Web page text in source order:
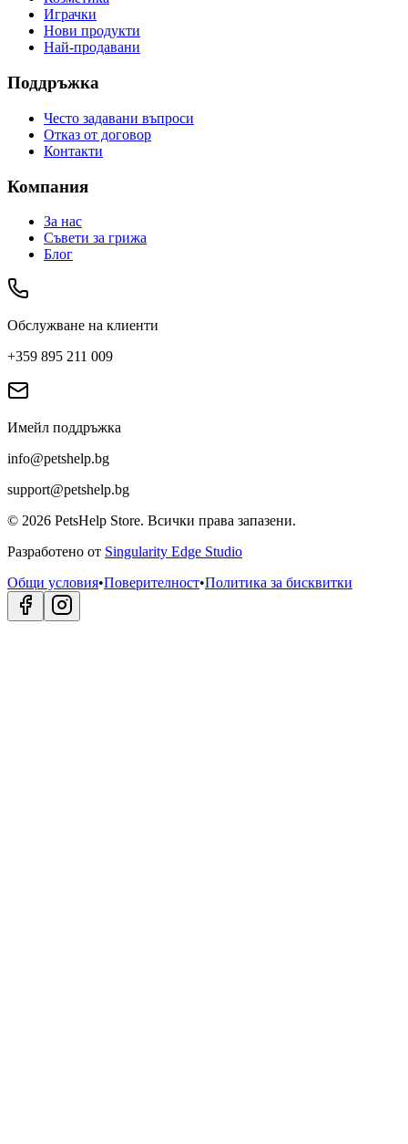
Играчки
Нови продукти
Най-продавани
Поддръжка
Често задавани въпроси
Отказ от договор
Контакти
Компания
За нас
Съвети за грижа
Блог
Обслужване на клиенти
+359 895 211 009
Имейл поддръжка
info@petshelp.bg
support@petshelp.bg
© 2026 PetsHelp Store. Всички права запазени.
Разработено от Singularity Edge Studio
Общи условия•Поверителност•Политика за бисквитки